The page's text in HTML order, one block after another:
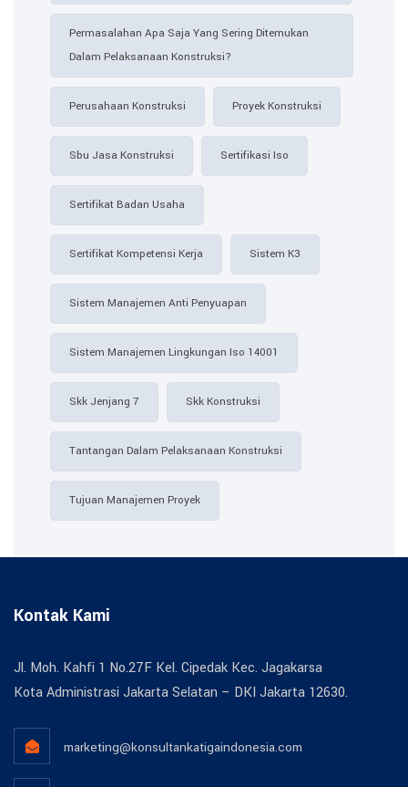
Permasalahan Apa Saja Yang Sering Ditemukan
Dalam Pelaksanaan Konstruksi?
Perusahaan Konstruksi Proyek Konstruksi
Sbu Jasa Konstruksi Sertifikasi Iso
Sertifikat Badan Usaha
Sertifikat Kompetensi Kerja Sistem K3
Sistem Manajemen Anti Penyuapan
Sistem Manajemen Lingkungan Iso 14001
Skk Jenjang 7 Skk Konstruksi
Tantangan Dalam Pelaksanaan Konstruksi
Tujuan Manajemen Proyek
Kontak Kami
Jl. Moh. Kahfi 1 No.27F Kel. Cipedak Kec. Jagakarsa
Kota Administrasi Jakarta Selatan – DKI Jakarta 12630.
marketing@konsultankatigaindonesia.com